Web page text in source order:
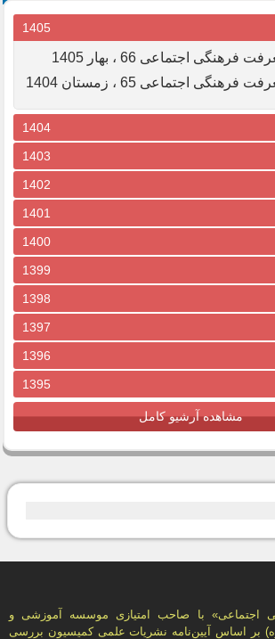
1405
فرهنگی اجتماعی 66 ، بهار 1405
فرهنگی اجتماعی 65 ، زمستان 1404
1404
1403
1402
1401
1400
1399
1398
1397
1396
1395
مشاهده آرشیو کامل
اجتماعی» با صاحب امتیازی موسسه آموزشی و
بر اساس آیین‌نامه نشریات علمی كمیسیون بررسى